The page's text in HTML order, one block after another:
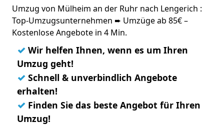
Umzug von Mülheim an der Ruhr nach Lengerich :
Top-Umzugsunternehmen ➨ Umzüge ab 85€ –
Kostenlose Angebote in 4 Min.
✓ Wir helfen Ihnen, wenn es um Ihren
Umzug geht!
✓ Schnell & unverbindlich Angebote
erhalten!
✓ Finden Sie das beste Angebot für Ihren
Umzug!